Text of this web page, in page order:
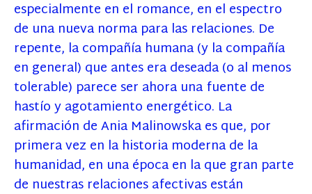
especialmente en el romance, en el espectro
de una nueva norma para las relaciones. De
repente, la compañía humana (y la compañía
en general) que antes era deseada (o al menos
tolerable) parece ser ahora una fuente de
hastío y agotamiento energético. La
afirmación de Ania Malinowska es que, por
primera vez en la historia moderna de la
humanidad, en una época en la que gran parte
de nuestras relaciones afectivas están